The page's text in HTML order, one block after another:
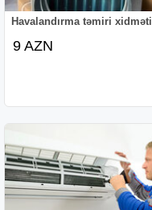
Havalandırma təmiri xidməti
9 AZN